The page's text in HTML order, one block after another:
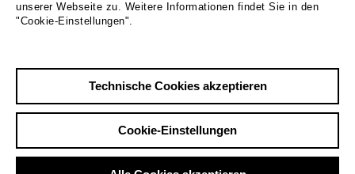
Annette Muff
Kontakt
unserer Webseite zu. Weitere Informationen findet Sie in den
"Cookie-Einstellungen".
Technische Cookies akzeptieren
Cookie-Einstellungen